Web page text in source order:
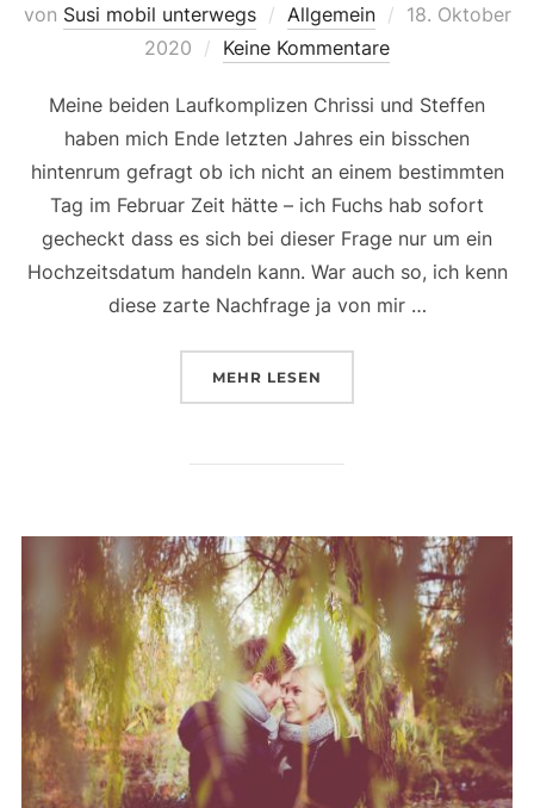
von Susi mobil unterwegs Allgemein
Veröffentlicht
18. Oktober
2020
Keine Kommentare
Meine beiden Laufkomplizen Chrissi und Steffen
haben mich Ende letzten Jahres ein bisschen
hintenrum gefragt ob ich nicht an einem bestimmten
Tag im Februar Zeit hätte – ich Fuchs hab sofort
gecheckt dass es sich bei dieser Frage nur um ein
Hochzeitsdatum handeln kann. War auch so, ich kenn
diese zarte Nachfrage ja von mir …
MEHR ÜBER „HEIMLICHE
LESEN